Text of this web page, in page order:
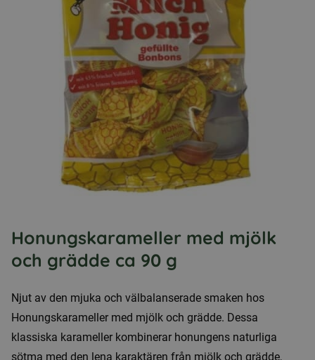
Honungskarameller med mjölk
och grädde ca 90 g
Njut av den mjuka och välbalanserade smaken hos
Honungskarameller med mjölk och grädde. Dessa
klassiska karameller kombinerar honungens naturliga
sötma med den lena karaktären från mjölk och grädde,